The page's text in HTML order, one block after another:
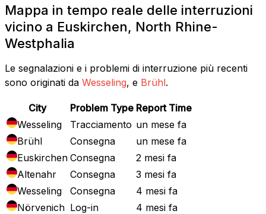
Mappa in tempo reale delle interruzioni
vicino a Euskirchen, North Rhine-
Westphalia
Le segnalazioni e i problemi di interruzione più recenti
sono originati da Wesseling, e Brühl.
City Problem Type Report Time
Wesseling
Tracciamento un mese fa
Brühl
Consegna
un mese fa
Euskirchen Consegna
2 mesi fa
Altenahr
Consegna
3 mesi fa
Wesseling
Consegna
4 mesi fa
Nörvenich Log-in 4 mesi fa